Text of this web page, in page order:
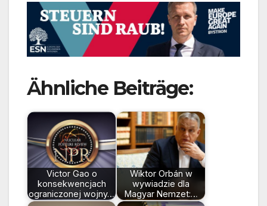
Ähnliche Beiträge:
Victor Gao o
konsekwencjach
ograniczonej wojny…
Wiktor Orbán w
wywiadzie dla
Magyar Nemzet:…